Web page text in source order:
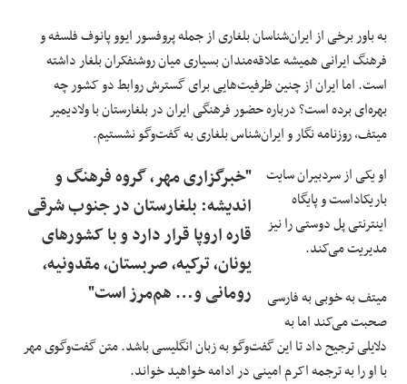
به باور برخی از ایران‌شناسان بلغاری از جمله پروفسور ایوو پانوف فلسفه و
فرهنگ ایرانی همیشه علاقه‌مندان بسیاری میان روشنفکران بلغار داشته
است. اما ایران از چنین ظرفیت‌هایی برای گسترش روابط دو کشور چه
بهره‌ای برده است؟ درباره حضور فرهنگی ایران در بلغارستان با ولادیمیر
میتف، روزنامه نگار و ایران‌شناس بلغاری به گفت‌وگو نشستیم.
"خبرگزاری مهر، گروه فرهنگ و
اندیشه: بلغارستان در جنوب شرقی
قاره اروپا قرار دارد و با کشورهای
یونان، ترکیه، صربستان، مقدونیه،
رومانی و… هم‌مرز است"
او یکی از سردبیران سایت
باریکاداست و پایگاه
اینترنتی پل دوستی را نیز
مدیریت می‌کند.
میتف به خوبی به فارسی
صحبت می‌کند اما به
دلایلی ترجیح داد تا این گفت‌وگو به زبان انگلیسی باشد. متن گفت‌وگوی مهر
با او را به ترجمه اکرم امینی در ادامه خواهید خواند.